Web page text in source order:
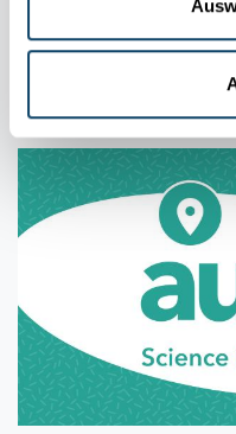
zu
iwwerhaapt dohannert?